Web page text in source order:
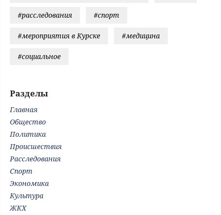
#расследования #спорт
#мероприятия в Курске #медицина
#социальное
Разделы
Главная
Общество
Политика
Происшествия
Расследования
Спорт
Экономика
Культура
ЖКХ